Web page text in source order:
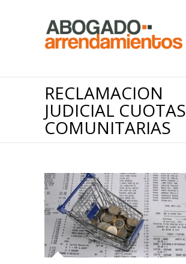
RECLAMACION
JUDICIAL CUOTAS
COMUNITARIAS